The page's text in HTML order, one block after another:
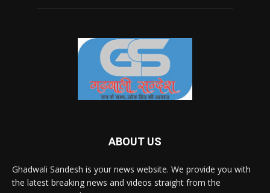
ABOUT US
Ghadwali Sandesh is your news website. We provide you with
the latest breaking news and videos straight from the